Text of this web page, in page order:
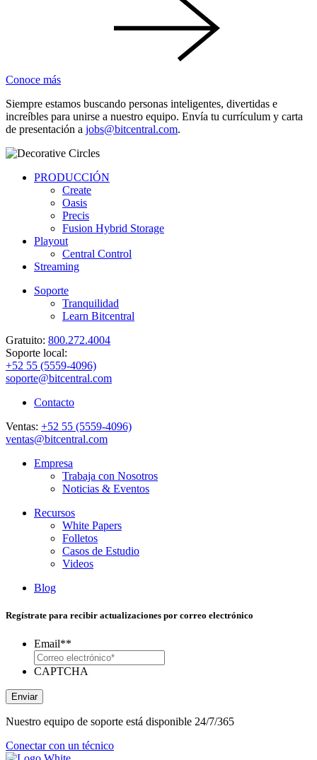
Conoce más
Siempre estamos buscando personas inteligentes, divertidas e
increíbles para unirse a nuestro equipo. Envía tu currículum y carta
de presentación a jobs@bitcentral.com.
PRODUCCIÓN
Create
Oasis
Precis
Fusion Hybrid Storage
Playout
Central Control
Streaming
Soporte
Tranquilidad
Learn Bitcentral
Gratuito: 800.272.4004
Soporte local:
+52 55 (5559-4096)
soporte@bitcentral.com
Contacto
Ventas: +52 55 (5559-4096)
ventas@bitcentral.com
Empresa
Trabaja con Nosotros
Noticias & Eventos
Recursos
White Papers
Folletos
Casos de Estudio
Videos
Blog
Regístrate para recibir actualizaciones por correo electrónico
Email**
CAPTCHA
Enviar
Nuestro equipo de soporte está disponible 24/7/365
Conectar con un técnico